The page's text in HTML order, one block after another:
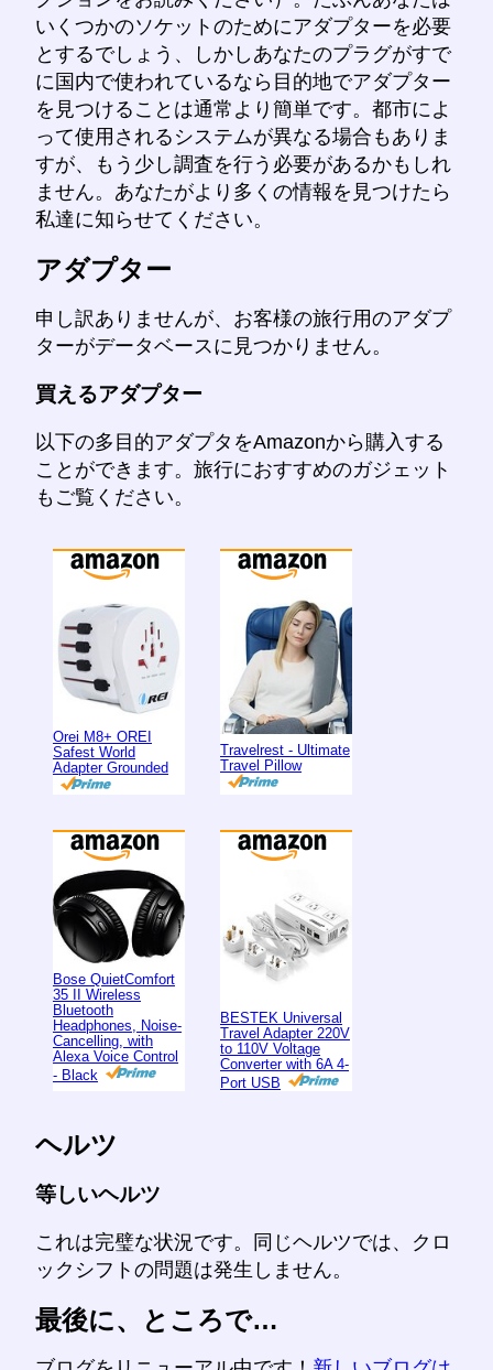
いくつかのソケットのためにアダプターを必要
とするでしょう、しかしあなたのプラグがすで
に国内で使われているなら目的地でアダプター
を見つけることは通常より簡単です。都市によ
って使用されるシステムが異なる場合もありま
すが、もう少し調査を行う必要があるかもしれ
ません。あなたがより多くの情報を見つけたら
私達に知らせてください。
アダプター
申し訳ありませんが、お客様の旅行用のアダプ
ターがデータベースに見つかりません。
買えるアダプター
以下の多目的アダプタをAmazonから購入する
ことができます。旅行におすすめのガジェット
もご覧ください。
Orei M8+ OREI
Safest World
Adapter Grounded
Travelrest - Ultimate
Travel Pillow
Bose QuietComfort
35 II Wireless
Bluetooth
Headphones, Noise-
Cancelling, with
Alexa Voice Control
- Black
BESTEK Universal
Travel Adapter 220V
to 110V Voltage
Converter with 6A 4-
Port USB
ヘルツ
等しいヘルツ
これは完璧な状況です。同じヘルツでは、クロ
ックシフトの問題は発生しません。
最後に、ところで…